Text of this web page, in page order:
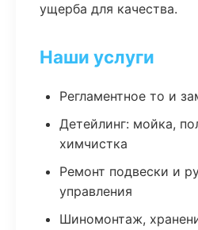
ущерба для качества.
Наши услуги
Регламентное то и
Детейлинг: мойка,
химчистка
Ремонт подвески и
управления
Шиномонтаж,